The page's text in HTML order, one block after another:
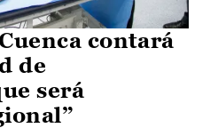
contará
de
será